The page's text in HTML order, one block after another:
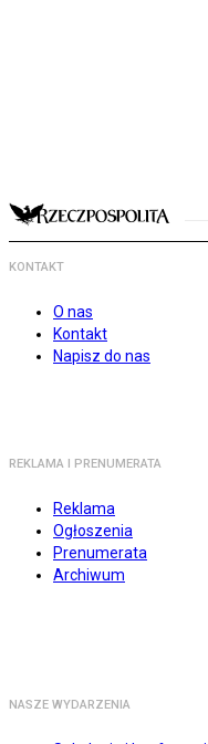
KONTAKT
O nas
Kontakt
Napisz do nas
REKLAMA I PRENUMERATA
Reklama
Ogłoszenia
Prenumerata
Archiwum
NASZE WYDARZENIA